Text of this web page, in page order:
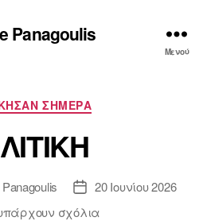
Panagoulis
Μενού
Κατηγορίες
ΣΗΜΕΡΑ
Ημ.
δημοσίευσης
20 Ιουνίου 2026
σχόλια